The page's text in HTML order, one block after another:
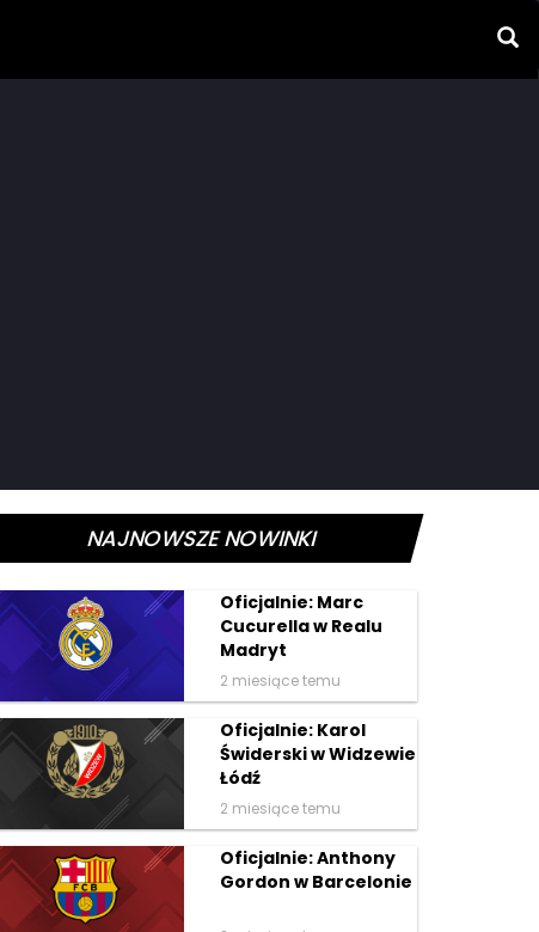
NAJNOWSZE NOWINKI
Oficjalnie: Marc
Cucurella w Realu
Madryt
2 miesiące temu
Oficjalnie: Karol
Świderski w Widzewie
Łódź
2 miesiące temu
Oficjalnie: Anthony
Gordon w Barcelonie